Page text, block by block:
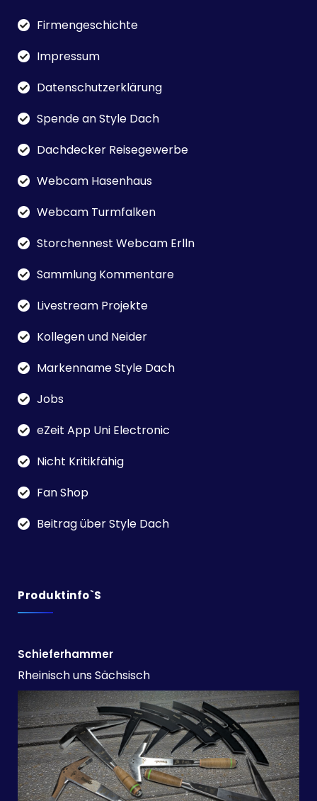
Firmengeschichte
Impressum
Datenschutzerklärung
Spende an Style Dach
Dachdecker Reisegewerbe
Webcam Hasenhaus
Webcam Turmfalken
Storchennest Webcam Erlln
Sammlung Kommentare
Livestream Projekte
Kollegen und Neider
Markenname Style Dach
Jobs
eZeit App Uni Electronic
Nicht Kritikfähig
Fan Shop
Beitrag über Style Dach
Produktinfo`s
Schieferhammer
Rheinisch uns Sächsisch